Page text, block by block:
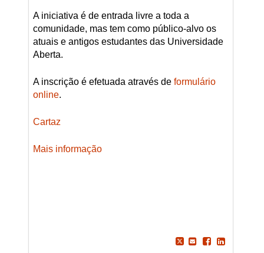
A iniciativa é de entrada livre a toda a
comunidade, mas tem como público-alvo os
atuais e antigos estudantes das Universidade
Aberta.
A inscrição é efetuada através de formulário
online.
Cartaz
Mais informação